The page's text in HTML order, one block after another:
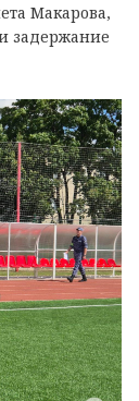
Макарова,
задержание